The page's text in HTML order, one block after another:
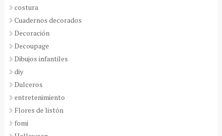
costura
Cuadernos decorados
Decoración
Decoupage
Dibujos infantiles
diy
Dulceros
entretenimiento
Flores de listón
fomi